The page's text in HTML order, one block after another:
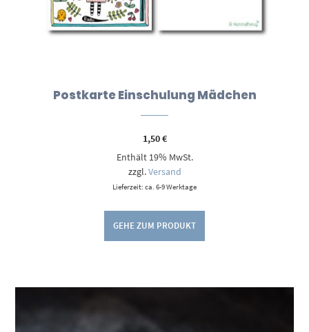
Postkarte Einschulung Mädchen
1,50€
Enthält 19% MwSt.
zzgl.Versand
Lieferzeit: ca. 6-9 Werktage
GEHE ZUM PRODUKT